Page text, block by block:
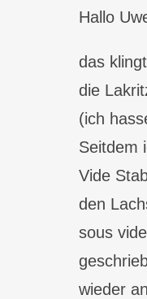
Hallo
das
die
(ich
Seitdem
Vide
den
sous
wieder